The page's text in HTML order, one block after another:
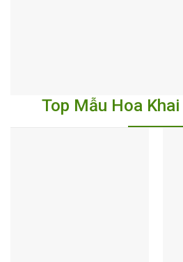
Top Mẫu Hoa